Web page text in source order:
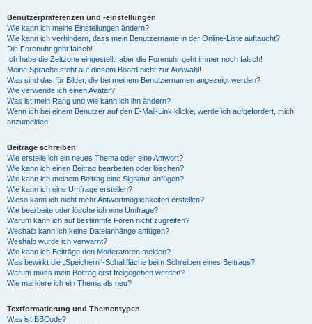
Benutzerpräferenzen und -einstellungen
Wie kann ich meine Einstellungen ändern?
Wie kann ich verhindern, dass mein Benutzername in der Online-Liste auftaucht?
Die Forenuhr geht falsch!
Ich habe die Zeitzone eingestellt, aber die Forenuhr geht immer noch falsch!
Meine Sprache steht auf diesem Board nicht zur Auswahl!
Was sind das für Bilder, die bei meinem Benutzernamen angezeigt werden?
Wie verwende ich einen Avatar?
Was ist mein Rang und wie kann ich ihn ändern?
Wenn ich bei einem Benutzer auf den E-Mail-Link klicke, werde ich aufgefordert, mich
anzumelden.
Beiträge schreiben
Wie erstelle ich ein neues Thema oder eine Antwort?
Wie kann ich einen Beitrag bearbeiten oder löschen?
Wie kann ich meinem Beitrag eine Signatur anfügen?
Wie kann ich eine Umfrage erstellen?
Wieso kann ich nicht mehr Antwortmöglichkeiten erstellen?
Wie bearbeite oder lösche ich eine Umfrage?
Warum kann ich auf bestimmte Foren nicht zugreifen?
Weshalb kann ich keine Dateianhänge anfügen?
Weshalb wurde ich verwarnt?
Wie kann ich Beiträge den Moderatoren melden?
Was bewirkt die „Speichern“-Schaltfläche beim Schreiben eines Beitrags?
Warum muss mein Beitrag erst freigegeben werden?
Wie markiere ich ein Thema als neu?
Textformatierung und Thementypen
Was ist BBCode?